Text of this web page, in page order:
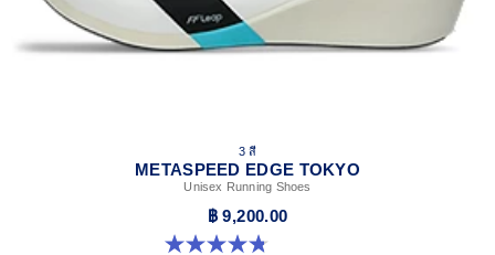
3 สี
METASPEED EDGE TOKYO
Unisex Running Shoes
฿ 9,200.00
4.8 จาก 5 ดาว 470 รีวิว